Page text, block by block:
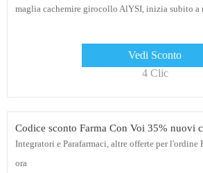
maglia cachemire girocollo AlYSI, inizia subito a
Vedi Sconto
4 Clic
Codice sconto Farma Con Voi 35% nuovi
Integratori e Parafarmaci, altre offerte per l'ordine
ora